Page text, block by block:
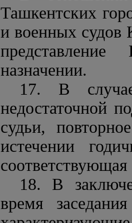
Ташкентских
и военных судов
назначении.
17. В
недостаточной
судьи,
истечении
соответствующая
18. В
время